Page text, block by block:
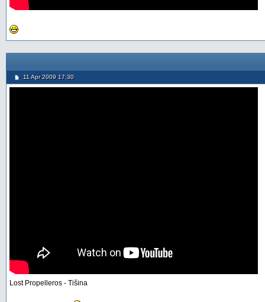
11 Apr 2009 17:30
Lost Propelleros - Tišina